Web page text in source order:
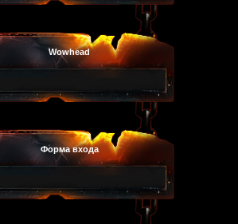
Wowhead
Форма входа